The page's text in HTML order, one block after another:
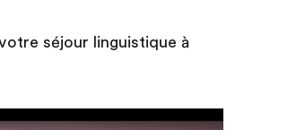
séjour linguistique à